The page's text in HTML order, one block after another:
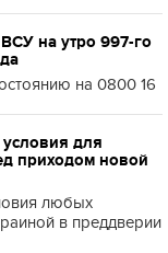
на утро 997-го
на 0800 16
условия для
приходом новой
любых
в преддверии